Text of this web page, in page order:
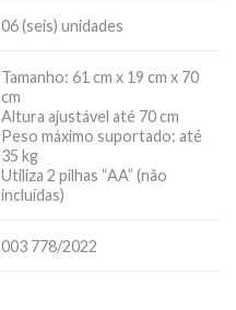
06 (seis) unidades
Tamanho: 61 cm x 19 cm x 70
cm
Altura ajustável até 70 cm
Peso máximo suportado: até
35 kg
Utiliza 2 pilhas “AA” (não
incluídas)
003 778/2022